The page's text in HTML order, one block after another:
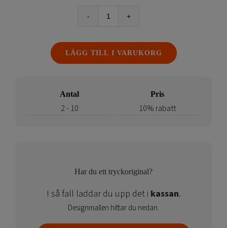
Bildvägg
Frame
mängd
LÄGG TILL I VARUKORG
Antal Pris
2 - 10 10% rabatt
Har du ett tryckoriginal?
I så fall laddar du upp det i kassan.
Designmallen hittar du nedan.